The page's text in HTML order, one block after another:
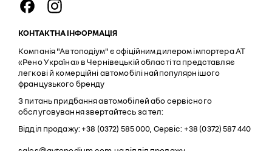
КОНТАКТНА ІНФОРМАЦІЯ
Компанія "Автоподіум" є офіційним дилером імпортера АТ
«Рено Україна» в Чернівецькій області та представляє
легкові й комерційні автомобілі найпопулярнішого
французького бренду
З питань придбання автомобілей або сервісного
обслуговування звертайтесь за тел:
Відділ продажу: +38 (0372) 585 000, Сервіс: +38 (0372) 587 440